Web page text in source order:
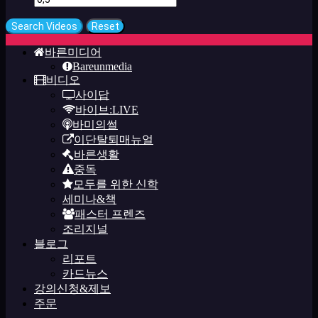
바른미디어
Bareunmedia
비디오
사이답
바이브:LIVE
바미의썰
이단탈퇴매뉴얼
바른생활
중독
모두를 위한 신학
세미나&책
패스터 프렌즈
조리지널
블로그
리포트
카드뉴스
강의신청&제보
주문